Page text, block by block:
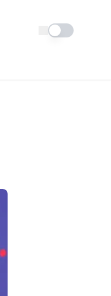
Schimba tema